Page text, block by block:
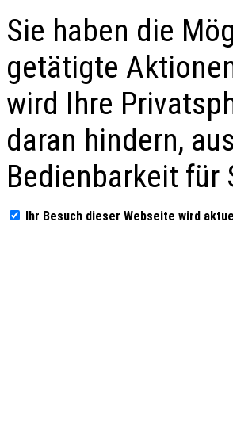
Sie haben die
getätigte
wird Ihre
daran hindern,
Bedienbarkeit für
Ihr Besuch dieser Webseite wird